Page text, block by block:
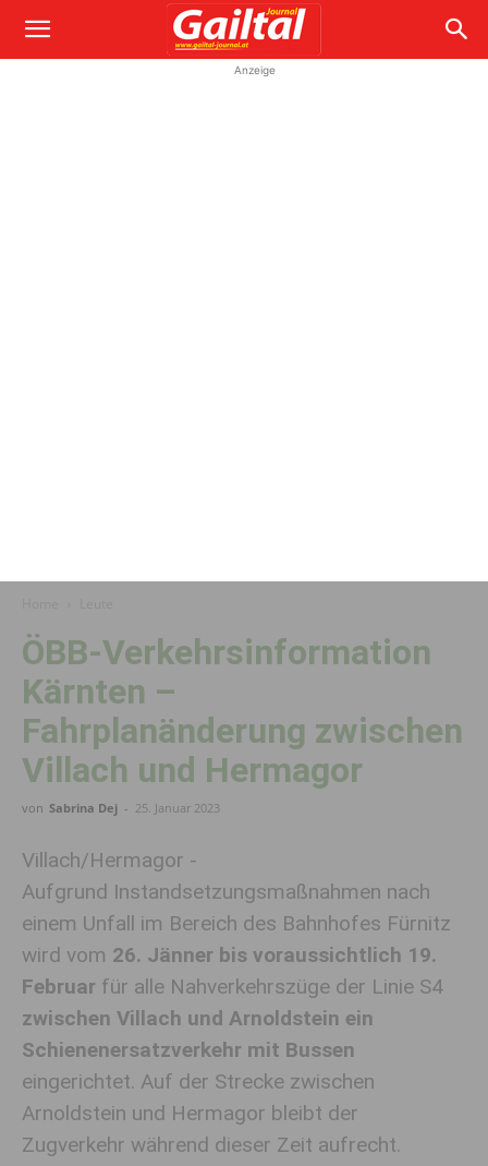
Anzeige
ÖBB-Verkehrsinformation
Kärnten –
Fahrplanänderung zwischen
Villach und Hermagor
von Sabrina Dej - 25. Januar 2023
Villach/Hermagor -
Aufgrund Instandsetzungsmaßnahmen nach
einem Unfall im Bereich des Bahnhofes Fürnitz
wird vom 26. Jänner bis voraussichtlich 19.
Februar für alle Nahverkehrszüge der Linie S4
zwischen Villach und Arnoldstein ein
Schienenersatzverkehr mit Bussen
eingerichtet. Auf der Strecke zwischen
Arnoldstein und Hermagor bleibt der
Zugverkehr während dieser Zeit aufrecht.